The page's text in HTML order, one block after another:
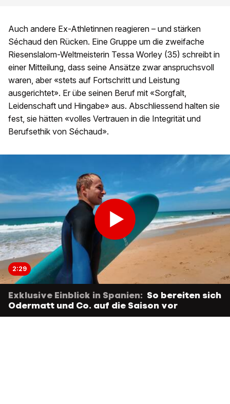
Auch andere Ex-Athletinnen reagieren – und stärken
Séchaud den Rücken. Eine Gruppe um die zweifache
Riesenslalom-Weltmeisterin Tessa Worley (35) schreibt in
einer Mitteilung, dass seine Ansätze zwar anspruchsvoll
waren, aber «stets auf Fortschritt und Leistung
ausgerichtet». Er übe seinen Beruf mit «Sorgfalt,
Leidenschaft und Hingabe» aus. Abschliessend halten sie
fest, sie hätten «volles Vertrauen in die Integrität und
Berufsethik von Séchaud».
2:29
Exklusive Einblick in Spanien: So bereiten sich
Odermatt und Co. auf die Saison vor